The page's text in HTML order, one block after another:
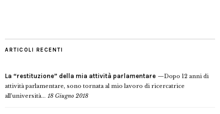
ARTICOLI RECENTI
La “restituzione” della mia attività parlamentare
Dopo 12 anni di
attività parlamentare, sono tornata al mio lavoro di ricercatrice
all’università... 18 Giugno 2018